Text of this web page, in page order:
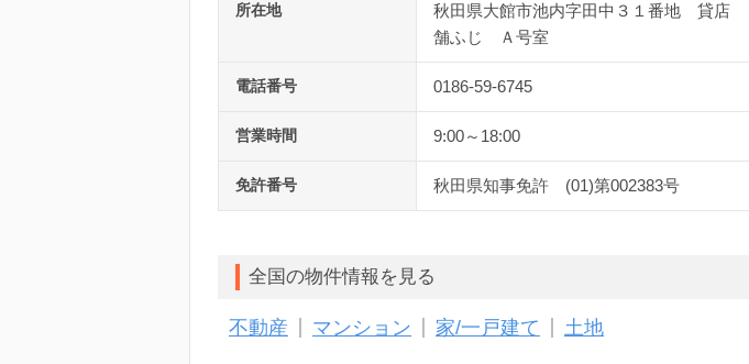
所在地
秋田県大館市池内字田中３１番地 貸店
舗ふじ Ａ号室
電話番号 0186-59-6745
営業時間 9:00～18:00
免許番号 秋田県知事免許 (01)第002383号
全国の物件情報を見る
不動産 マンション 家/一戸建て 土地